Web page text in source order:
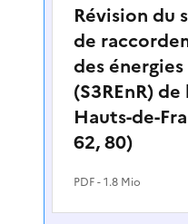
Révision du
de
des
(S3REnR)
Hauts-de-
62, 80)
PDF- 1.8 Mio